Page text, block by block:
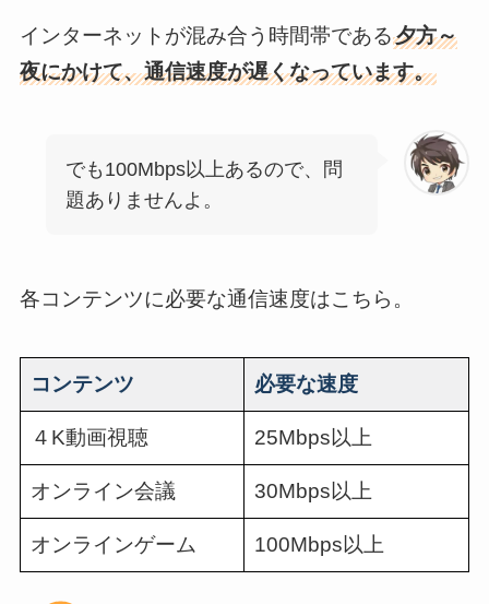
インターネットが混み合う時間帯である夕方～
夜にかけて、通信速度が遅くなっています。
でも100Mbps以上あるので、問
題ありませんよ。
各コンテンツに必要な通信速度はこちら。
コンテンツ 必要な速度
４K動画視聴 25Mbps以上
オンライン会議 30Mbps以上
オンラインゲーム 100Mbps以上